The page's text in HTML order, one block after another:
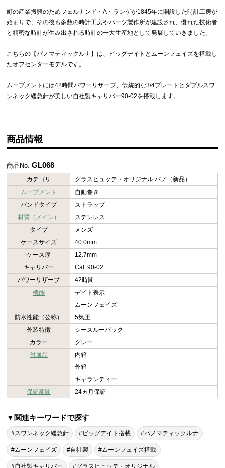
町の産業振興のためフェルナンド・A・ランゲが1845年に開設した時計工房が
始まりで、その後も多数の時計工房やパーツ製作所が建設され、優れた技術者
と精密な時計が生み出される時計の一大生産地として発展していきました。
こちらの【パノマティックルナ】は、ビッグデイトとムーンフェイズを搭載し
たオフセンターモデルです。
ムーブメントには42時間パワーリザーブ、伝統的な3/4プレートとダブルスワ
ンネック緩急針が美しい自社製キャリバー90-02を搭載します。
商品情報
商品No.GL068
カテゴリ
グラスヒュッテ・オリジナル パノ（新品）
ムーブメント
自動巻き
バンドタイプ
ストラップ
材質（メイン）
ステンレス
タイプ
メンズ
ケースサイズ
40.0mm
ケース厚
12.7mm
キャリバー
Cal. 90-02
パワーリザーブ
42時間
機能
デイト表示
ムーンフェイズ
防水性能（公称）
5気圧
外装特徴
シースルーバック
カラー
グレー
付属品
内箱
外箱
ギャランティー
保証期間
24ヵ月保証
▼関連キーワードで探す
#スワンネック緩急針 #ビッグデイト搭載 #パノマティックルナ
#ムーンフェイズ #自社製 #ムーンフェイズ搭載